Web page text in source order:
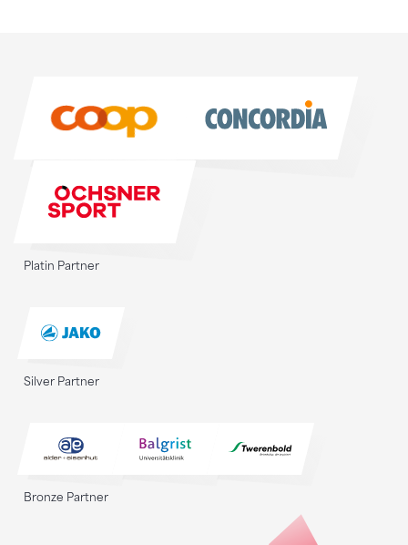
Platin Partner
Silver Partner
Bronze Partner